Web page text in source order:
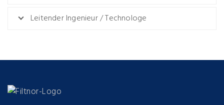
Leitender Ingenieur / Technologe